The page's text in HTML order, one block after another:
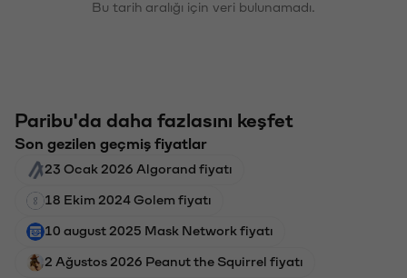
Bu tarih aralığı için veri bulunamadı.
Paribu'da daha fazlasını keşfet
Son gezilen geçmiş fiyatlar
23 Ocak 2026 Algorand fiyatı
18 Ekim 2024 Golem fiyatı
10 august 2025 Mask Network fiyatı
2 Ağustos 2026 Peanut the Squirrel fiyatı